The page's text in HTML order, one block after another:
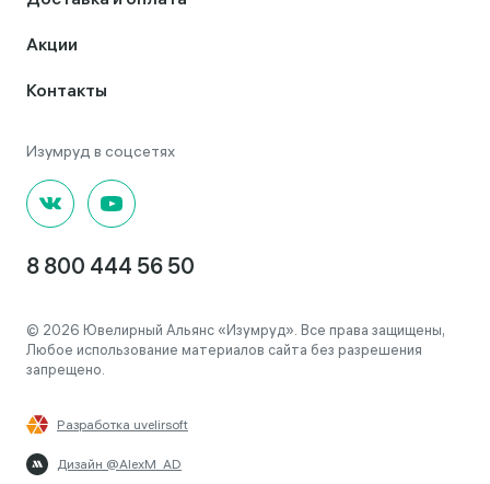
Акции
Контакты
8 800 444 56 50
© 2026 Ювелирный Альянс «Изумруд». Все права защищены,
Любое использование материалов сайта без разрешения
запрещено.
Разработка uvelirsoft
Дизайн @AlexM_AD